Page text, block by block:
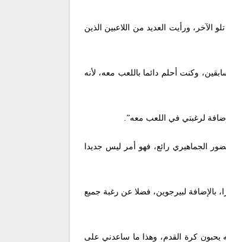
ورأيت العديد من اللاعبين الذين
وكنت أحلم دائما باللعب معه، لأنه
لرغبتي في اللعب معه”.
الجماهيري رائع، فهو أمر ليس جديدا
بالإضافة لبيرجوين، فضلا عن رغبة جميع
يحبون كرة القدم، وهذا ما ساعدني على